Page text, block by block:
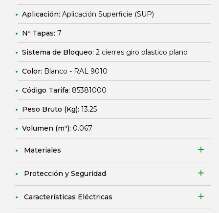
Aplicación: Aplicación Superficie (SUP)
Nº Tapas: 7
Sistema de Bloqueo: 2 cierres giro plastico plano
Color: Blanco - RAL 9010
Código Tarifa: 85381000
Peso Bruto (Kg): 13.25
Volumen (m³): 0.067
Materiales
Protección y Seguridad
Características Eléctricas